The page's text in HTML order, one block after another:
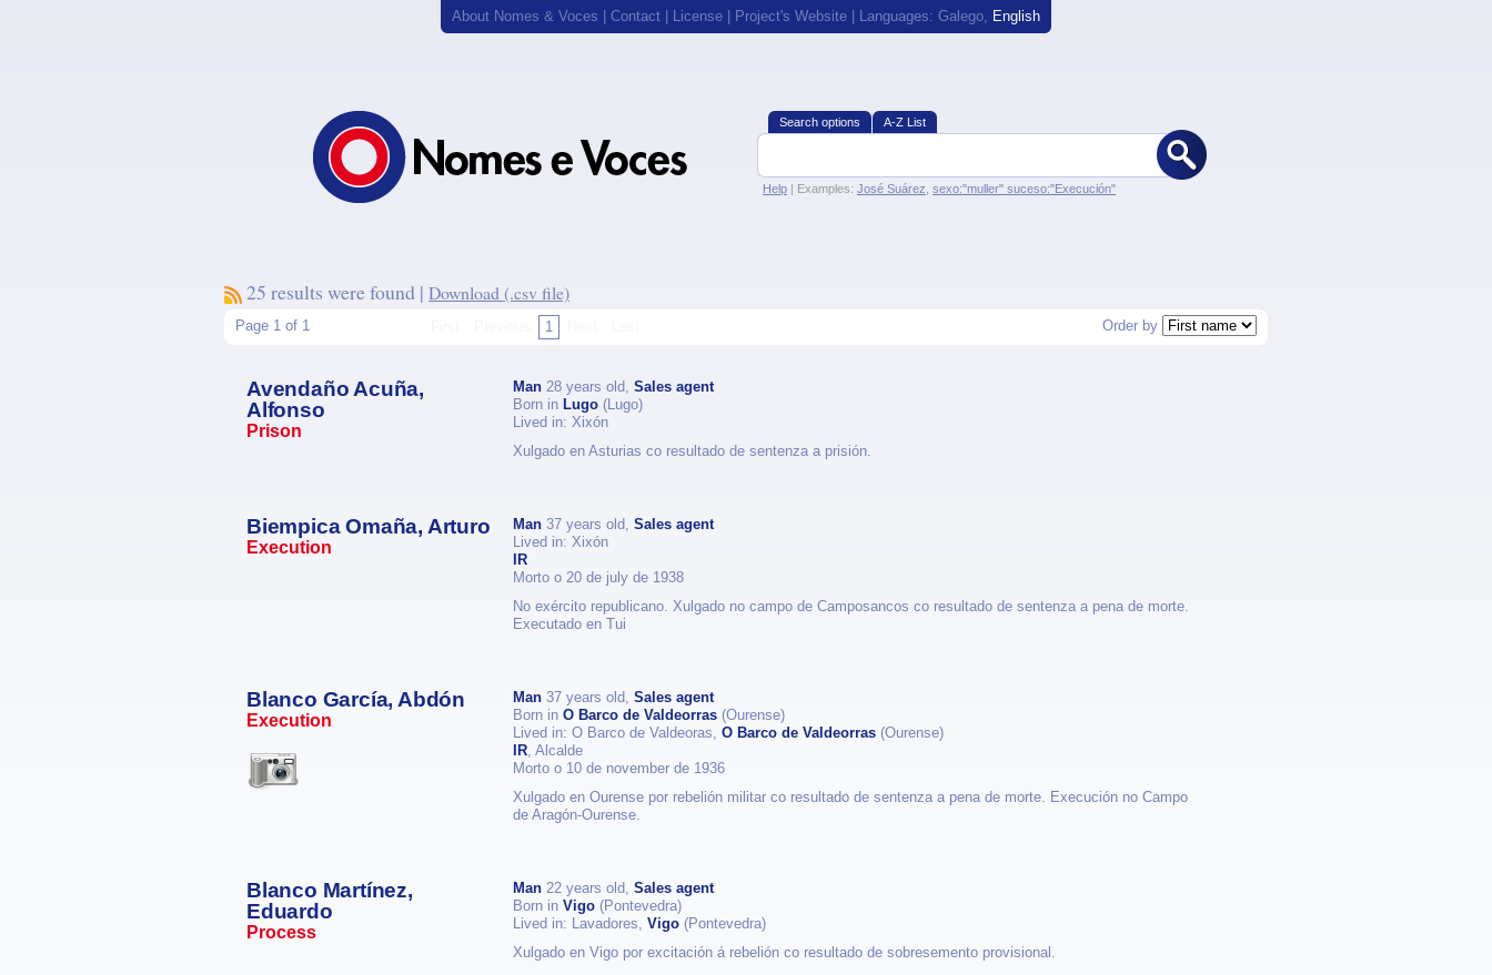
About Nomes & Voces Contact License Project's Website | Languages: Galego, English
Search options A-Z List
Help | Examples: José Suárez sexo:"muller" suceso:"Execución"
25 results were found | Download (.csv file)
Order by
Page 1 of 1 1
Avendaño Acuña,
Alfonso
Prison
Man 28 years old, Sales agent
Born in Lugo (Lugo)
Lived in: Xixón
Xulgado en Asturias co resultado de sentenza a prisión.
Biempica Omaña, Arturo
Execution
Man 37 years old, Sales agent
Lived in: Xixón
IR
Morto o 20 de july de 1938
No exército republicano. Xulgado no campo de Camposancos co resultado de sentenza a pena de morte.
Executado en Tui
Blanco García, Abdón
Execution
Man 37 years old, Sales agent
Born in O Barco de Valdeorras (Ourense)
Lived in: O Barco de Valdeoras, O Barco de Valdeorras (Ourense)
IR, Alcalde
Morto o 10 de november de 1936
Xulgado en Ourense por rebelión militar co resultado de sentenza a pena de morte. Execución no Campo
de Aragón-Ourense.
Blanco Martínez,
Eduardo
Process
Man 22 years old, Sales agent
Born in Vigo (Pontevedra)
Lived in: Lavadores, Vigo (Pontevedra)
Xulgado en Vigo por excitación á rebelión co resultado de sobresemento provisional.